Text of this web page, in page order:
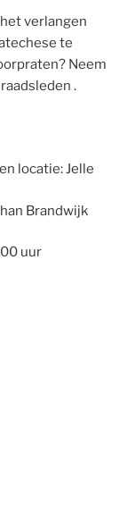
verlangen
te
Neem
.
locatie: Jelle
Brandwijk
uur